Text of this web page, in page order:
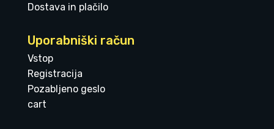
Dostava in plačilo
Uporabniški račun
Vstop
Registracija
Pozabljeno geslo
cart